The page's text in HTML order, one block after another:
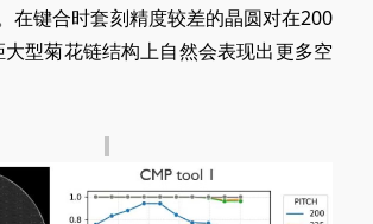
在键合时套刻精度较差的晶圆对在200
型菊花链结构上自然会表现出更多空